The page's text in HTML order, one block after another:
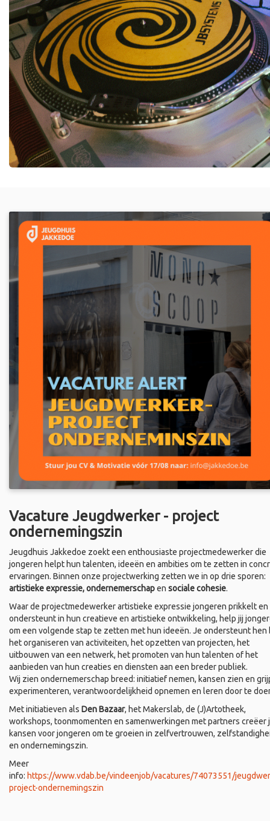
Vacature Jeugdwerker - project
ondernemingszin
Jeugdhuis Jakkedoe zoekt een enthousiaste projectmedewerker die
jongeren helpt hun talenten, ideeën en ambities om te zetten in
ervaringen. Binnen onze projectwerking zetten we in op drie sporen:
artistieke expressie, ondernemerschapen sociale cohesie.
Waar de projectmedewerker artistieke expressie jongeren prikkelt en
ondersteunt in hun creatieve en artistieke ontwikkeling, help jij
om een volgende stap te zetten met hun ideeën. Je ondersteunt hen
het organiseren van activiteiten, het opzetten van projecten, het
uitbouwen van een netwerk, het promoten van hun talenten of het
aanbieden van hun creaties en diensten aan een breder publiek.
Wij zien ondernemerschap breed: initiatief nemen, kansen zien en
experimenteren, verantwoordelijkheid opnemen en leren door te
Met initiatieven als Den Bazaar, het Makerslab, de (J)Artotheek,
workshops, toonmomenten en samenwerkingen met partners creëer
kansen voor jongeren om te groeien in zelfvertrouwen,
en ondernemingszin.
Meer
info: https://www.vdab.be/vindeenjob/vacatures/74073551/
project-ondernemingszin